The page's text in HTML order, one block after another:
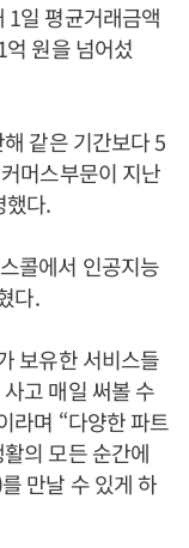
1일 평균거래금액
원을 넘어섰
같은 기간보다 5
머스부문이 지난
했다.
콜에서 인공지능
다.
보유한 서비스들
고 매일 써볼 수
라며 “다양한 파트
의 모든 순간에
만날 수 있게 하